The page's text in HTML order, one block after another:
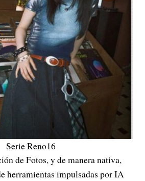
Serie Reno16
de Fotos, y de manera nativa,
herramientas impulsadas por IA